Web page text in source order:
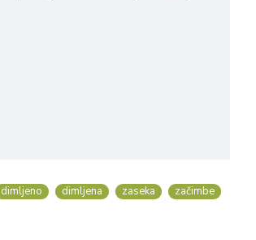
dimljeno dimljena zaseka
začimbe